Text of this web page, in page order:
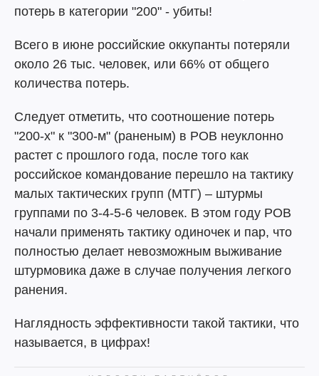
потерь в категории "200" - убиты!
Всего в июне российские оккупанты потеряли
около 26 тыс. человек, или 66% от общего
количества потерь.
Следует отметить, что соотношение потерь
"200-х" к "300-м" (раненым) в РОВ неуклонно
растет с прошлого года, после того как
российское командование перешло на тактику
малых тактических групп (МТГ) – штурмы
группами по 3-4-5-6 человек. В этом году РОВ
начали применять тактику одиночек и пар, что
полностью делает невозможным выживание
штурмовика даже в случае получения легкого
ранения.
Наглядность эффективности такой тактики, что
называется, в цифрах!